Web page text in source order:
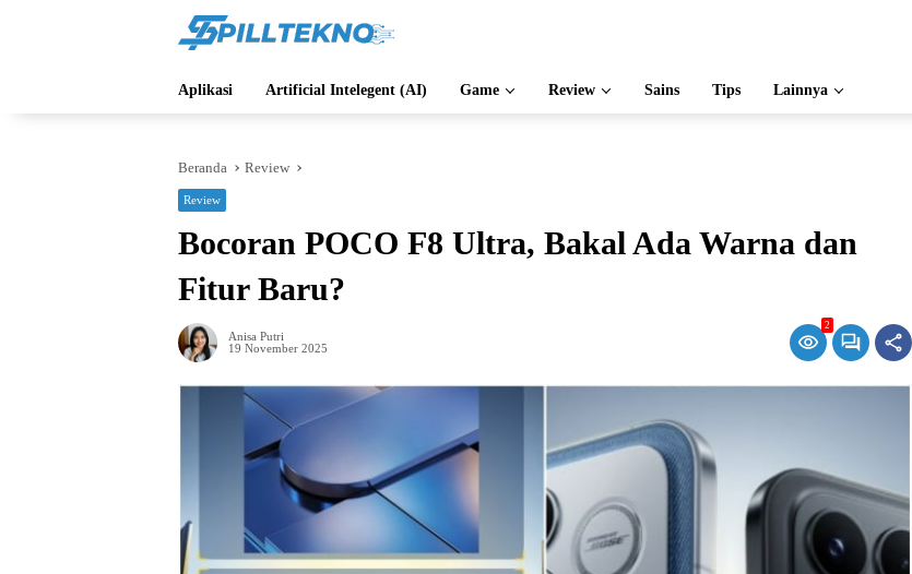
Aplikasi Artificial Intelegent (AI) Game Review Sains Tips Lainnya
Beranda Review
Review
Bocoran POCO F8 Ultra, Bakal Ada Warna dan
Fitur Baru?
Anisa Putri
19 November 2025
2